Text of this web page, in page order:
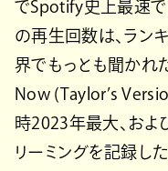
でSpotify史上最速
の再生回数は、ラン
界でもっとも聞かれ
Now (Taylor’s
時2023年最大、お
リーミングを記録し